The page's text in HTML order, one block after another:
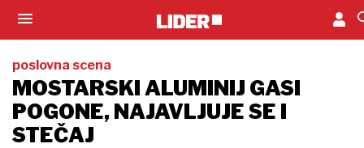
poslovna scena
MOSTARSKI ALUMINIJ GASI
POGONE, NAJAVLJUJE SE I
STEČAJ